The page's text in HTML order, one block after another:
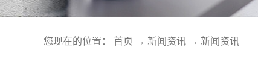
您现在的位置： 首页 → 新闻资讯 → 新闻资讯